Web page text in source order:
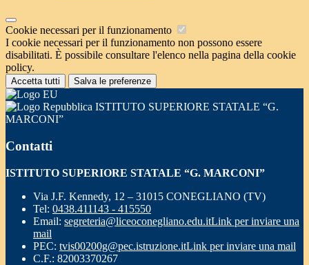
Cookie necessari per il funzionamento
I cookie necessari per il funzionamento non possono essere
disabilitati. È possibile consultare l'elenco nella pagina della cookie
policy.
Accetta tutti Salva le preferenze
ISTITUTO SUPERIORE STATALE “G.
MARCONI”
Contatti
ISTITUTO SUPERIORE STATALE “G. MARCONI”
Via J.F. Kennedy, 12 – 31015 CONEGLIANO (TV)
Tel: 0438.411143 - 415550
Email: segreteria@liceoconegliano.edu.itLink per inviare una
mail
PEC: tvis00200g@pec.istruzione.itLink per inviare una mail
C.F.: 82003370267